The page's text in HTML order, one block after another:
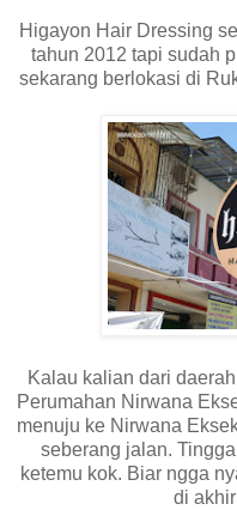
Higayon Hair Dressing
tahun 2012 tapi sudah
sekarang berlokasi di
Kalau kalian dari
Perumahan Nirwana
menuju ke Nirwana
seberang jalan.
ketemu kok. Biar ngga
di